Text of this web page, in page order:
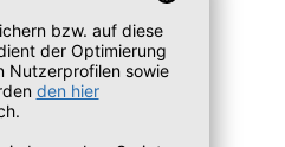
Bildtreue